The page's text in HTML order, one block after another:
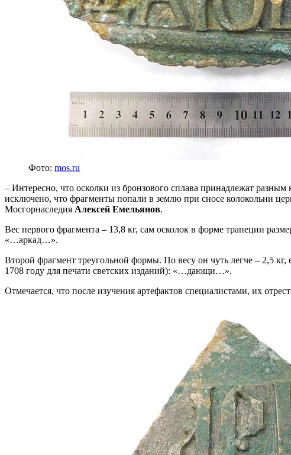
Фото: mos.ru
– Интересно, что осколки из бронзового сплава принадлежат
исключено, что фрагменты попали в землю при сносе колокольни
Мосгорнаследия Алексей Емельянов.
Вес первого фрагмента – 13,8 кг, сам осколок в форме трапеции
«…аркад…».
Второй фрагмент треугольной формы. По весу он чуть легче – 2,5
1708 году для печати светских изданий): «…дающи…».
Отмечается, что после изучения артефактов специалистами, их